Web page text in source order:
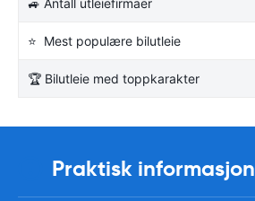
🚙 Antall utleiefirmaer
⭐ Mest populære bilutleie
🏆 Bilutleie med toppkarakter
Praktisk informasjon